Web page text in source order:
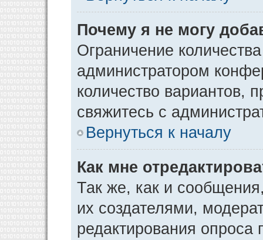
Почему я не могу
Ограничение
администратором
количество вариантов,
свяжитесь с
Вернуться к началу
Как мне
Так же, как и
их создателями,
редактирования опроса